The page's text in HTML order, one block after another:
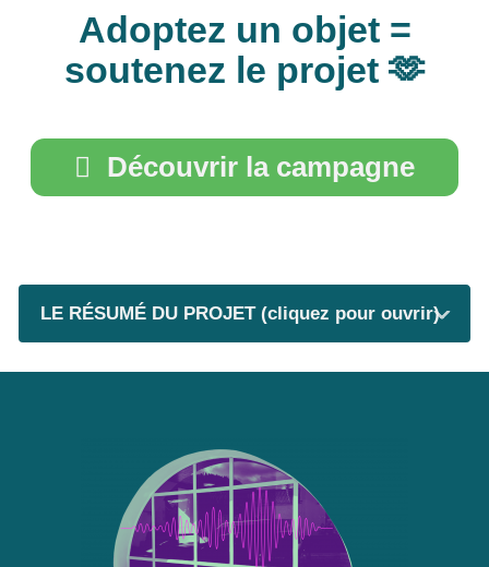
Adoptez un objet =
soutenez le projet 🫶
Découvrir la campagne
LE RÉSUMÉ DU PROJET (cliquez pour ouvrir)